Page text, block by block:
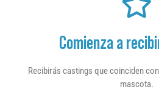
Comienza a
Recibirás castings que coinciden
mascota.